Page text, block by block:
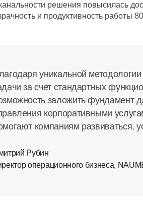
решения повысилась
и продуктивность работы 80
уникальной
за счет стандартных
заложить фундамент
корпоративными
компаниям развиваться,
Рубин
операционного бизнеса,